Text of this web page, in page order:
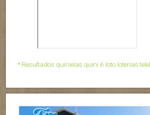
* Resultados quinielas quini 6 loto loterias